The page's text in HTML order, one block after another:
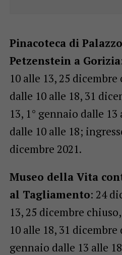
Pinacoteca di
Petzenstein a Gorizia
10 alle 13, 25
dalle 10 alle 18, 31
13, 1° gennaio dalle
dalle 10 alle 18;
dicembre 2021.
Museo della Vita
al Tagliamento: 24
13, 25 dicembre
10 alle 18, 31 dicembre
gennaio dalle 13 alle